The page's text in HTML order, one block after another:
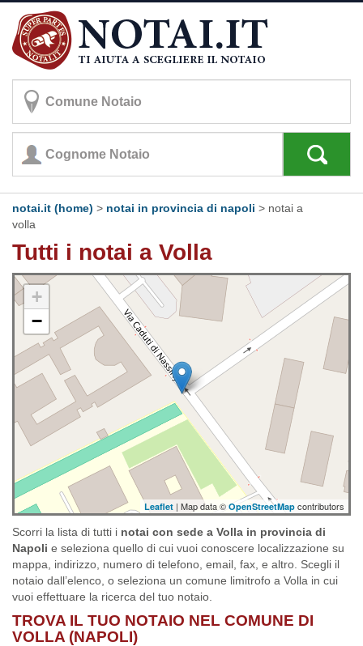
notai.it (home) > notai in provincia di napoli > notai a
volla
Tutti i notai a Volla
+
−
Leaflet | Map data © OpenStreetMap contributors
Scorri la lista di tutti i notai con sede a Volla in provincia di
Napoli e seleziona quello di cui vuoi conoscere localizzazione su
mappa, indirizzo, numero di telefono, email, fax, e altro. Scegli il
notaio dall’elenco, o seleziona un comune limitrofo a Volla in cui
vuoi effettuare la ricerca del tuo notaio.
TROVA IL TUO NOTAIO NEL COMUNE DI
VOLLA (NAPOLI)